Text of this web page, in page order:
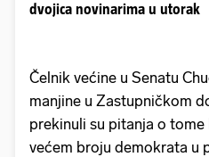
dvojica novinarima u utorak
Čelnik većine u Senatu
manjine u Zastupničkom
prekinuli su pitanja o
većem broju demokrata u